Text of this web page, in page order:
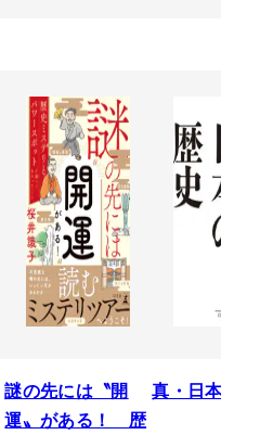
謎の先には〝開
運〟がある！ 歴
真・日本の